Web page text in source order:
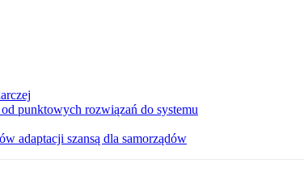
punktowych rozwiązań do systemu
adaptacji szansą dla samorządów